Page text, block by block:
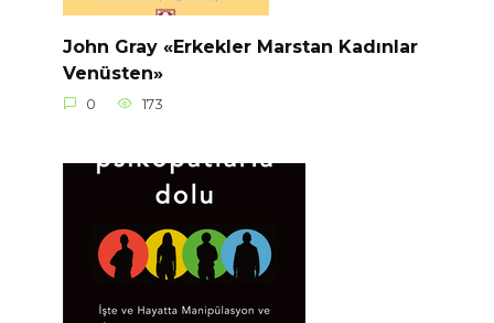
John Gray «Erkekler Marstan Kadınlar
Venüsten»
0 173